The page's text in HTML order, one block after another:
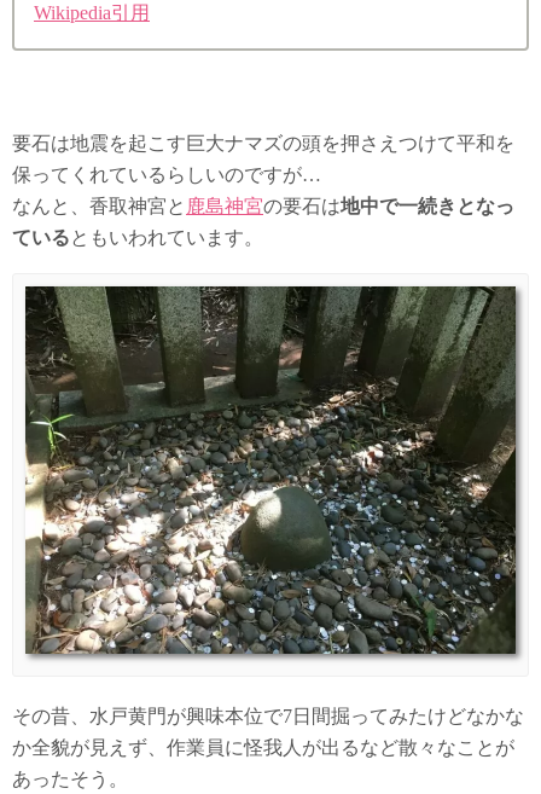
Wikipedia引用
要石は地震を起こす巨大ナマズの頭を押さえつけて平和を
保ってくれているらしいのですが…
なんと、香取神宮と 鹿島神宮の要石は地中で一続きとなっ
ているともいわれています。
その昔、水戸黄門が興味本位で7日間掘ってみたけどなかな
か全貌が見えず、作業員に怪我人が出るなど散々なことが
あったそう。